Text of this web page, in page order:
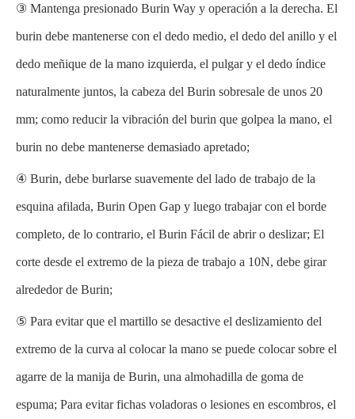
③ Mantenga presionado Burin Way y operación a la derecha. El
burin debe mantenerse con el dedo medio, el dedo del anillo y el
dedo meñique de la mano izquierda, el pulgar y el dedo índice
naturalmente juntos, la cabeza del Burin sobresale de unos 20
mm; como reducir la vibración del burin que golpea la mano, el
burin no debe mantenerse demasiado apretado;
④ Burin, debe burlarse suavemente del lado de trabajo de la
esquina afilada, Burin Open Gap y luego trabajar con el borde
completo, de lo contrario, el Burin Fácil de abrir o deslizar; El
corte desde el extremo de la pieza de trabajo a 10N, debe girar
alrededor de Burin;
⑤ Para evitar que el martillo se desactive el deslizamiento del
extremo de la curva al colocar la mano se puede colocar sobre el
agarre de la manija de Burin, una almohadilla de goma de
espuma; Para evitar fichas voladoras o lesiones en escombros, el